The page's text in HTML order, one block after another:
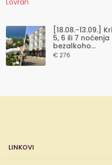
[18.08.-13.09.]
5, 6 ili 7 noćenja
bezalkoho...
€ 276
LINKOVI